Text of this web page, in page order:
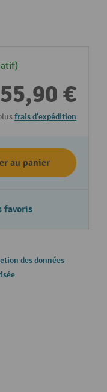
55,90 €
frais d'expédition
au panier
favoris
des données